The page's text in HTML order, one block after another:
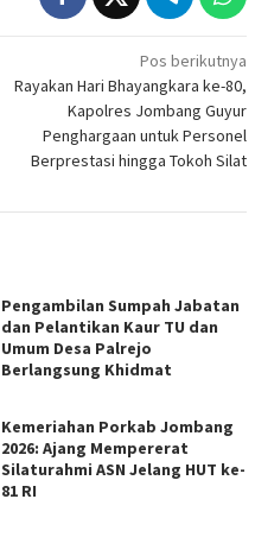
Pos berikutnya
Rayakan Hari Bhayangkara ke-80,
Kapolres Jombang Guyur
Penghargaan untuk Personel
Berprestasi hingga Tokoh Silat
Pengambilan Sumpah Jabatan
dan Pelantikan Kaur TU dan
Umum Desa Palrejo
Berlangsung Khidmat
Kemeriahan Porkab Jombang
2026: Ajang Mempererat
Silaturahmi ASN Jelang HUT ke-
81 RI